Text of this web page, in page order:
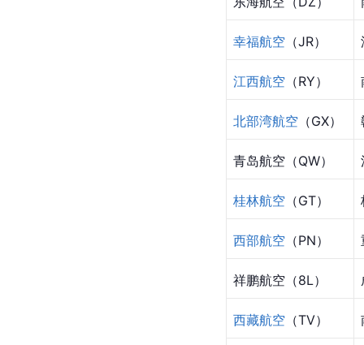
幸福航空 （JR）
江西航空 （RY）
北部湾航空 （GX）
青岛航空 （QW）
桂林航空 （GT）
西部航空 （PN）
祥鹏航空（8L）
西藏航空 （TV）